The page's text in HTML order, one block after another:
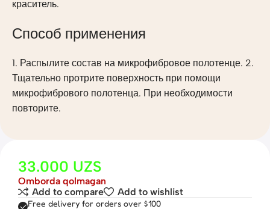
краситель.
Способ применения
1. Распылите состав на микрофибровое полотенце. 2.
Тщательно протрите поверхность при помощи
микрофибрового полотенца. При необходимости
повторите.
33.000 UZS
Omborda qolmagan
Add to compare
Add to wishlist
Free delivery for orders over $100